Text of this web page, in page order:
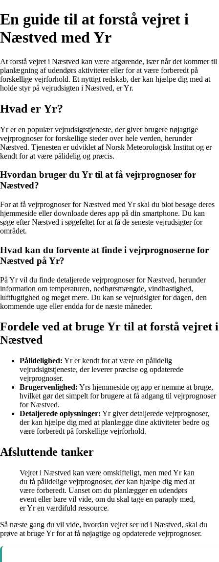
En guide til at forstå vejret i
Næstved med Yr
At forstå vejret i Næstved kan være afgørende, især når det kommer til
planlægning af udendørs aktiviteter eller for at være forberedt på
forskellige vejrforhold. Et nyttigt redskab, der kan hjælpe dig med at
holde styr på vejrudsigten i Næstved, er Yr.
Hvad er Yr?
Yr er en populær vejrudsigtstjeneste, der giver brugere nøjagtige
vejrprognoser for forskellige steder over hele verden, herunder
Næstved. Tjenesten er udviklet af Norsk Meteorologisk Institut og er
kendt for at være pålidelig og præcis.
Hvordan bruger du Yr til at få vejrprognoser for
Næstved?
For at få vejrprognoser for Næstved med Yr skal du blot besøge deres
hjemmeside eller downloade deres app på din smartphone. Du kan
søge efter Næstved i søgefeltet for at få de seneste vejrudsigter for
området.
Hvad kan du forvente at finde i vejrprognoserne for
Næstved på Yr?
På Yr vil du finde detaljerede vejrprognoser for Næstved, herunder
information om temperaturen, nedbørsmængde, vindhastighed,
luftfugtighed og meget mere. Du kan se vejrudsigter for dagen, den
kommende uge eller endda for de næste måneder.
Fordele ved at bruge Yr til at forstå vejret i
Næstved
Pålidelighed: Yr er kendt for at være en pålidelig
vejrudsigtstjeneste, der leverer præcise og opdaterede
vejrprognoser.
Brugervenlighed: Yrs hjemmeside og app er nemme at bruge,
hvilket gør det simpelt for brugere at få adgang til vejrprognoser
for Næstved.
Detaljerede oplysninger: Yr giver detaljerede vejrprognoser,
der kan hjælpe dig med at planlægge dine aktiviteter bedre og
være forberedt på forskellige vejrforhold.
Afsluttende tanker
Vejret i Næstved kan være omskifteligt, men med Yr kan
du få pålidelige vejrprognoser, der kan hjælpe dig med at
være forberedt. Uanset om du planlægger en udendørs
event eller bare vil vide, om du skal tage en paraply med,
er Yr en værdifuld ressource.
Så næste gang du vil vide, hvordan vejret ser ud i Næstved, skal du
prøve at bruge Yr for at få nøjagtige og opdaterede vejrprognoser.